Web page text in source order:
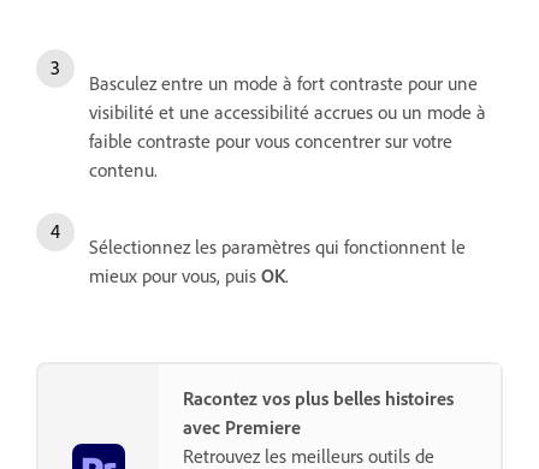
Basculez entre un mode à fort contraste pour une
visibilité et une accessibilité accrues ou un mode à
faible contraste pour vous concentrer sur votre
contenu.
Sélectionnez les paramètres qui fonctionnent le
mieux pour vous, puis OK.
Racontez vos plus belles histoires
avec Premiere
Retrouvez les meilleurs outils de